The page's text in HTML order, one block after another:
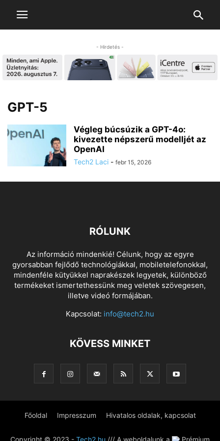
- Hirdetés -
GPT-5
Végleg búcsúzik a GPT-4o:
kivezette népszerű modelljét az
OpenAI
Tech2 Laci - febr 15, 2026
RÓLUNK
Az információ mindenkié! Célunk, hogy az egyre
gyorsabban fejlődő technológiákkal, mobiletelefonokkal,
mindenféle kütyükkel naprakészek legyetek, különböző
termékeket ismertethessünk meg veletek szövegesen,
illetve videó formájában.
Kapcsolat: info@tech2.hu
KÖVESS MINKET
Főoldal Impresszum Hivatalos oldalak, kapcsolat